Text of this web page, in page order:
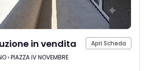
Apri Scheda
in vendita
› PIAZZA IV NOVEMBRE